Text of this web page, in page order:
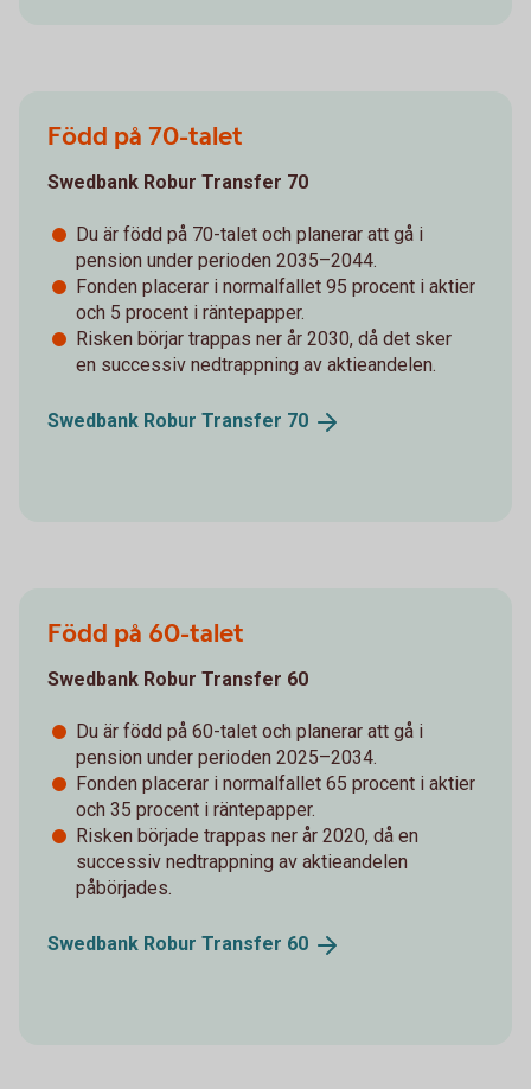
Född på 70-talet
Swedbank Robur Transfer 70
Du är född på 70-talet och planerar att gå i
pension under perioden 2035–2044.
Fonden placerar i normalfallet 95 procent i aktier
och 5 procent i räntepapper.
Risken börjar trappas ner år 2030, då det sker
en successiv nedtrappning av aktieandelen.
Swedbank Robur Transfer 70
Född på 60-talet
Swedbank Robur Transfer 60
Du är född på 60-talet och planerar att gå i
pension under perioden 2025–2034.
Fonden placerar i normalfallet 65 procent i aktier
och 35 procent i räntepapper.
Risken började trappas ner år 2020, då en
successiv nedtrappning av aktieandelen
påbörjades.
Swedbank Robur Transfer 60